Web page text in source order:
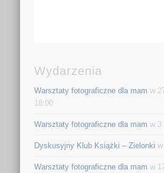
Wydarzenia
Warsztaty fotograficzne dla mam w
18:00
Warsztaty fotograficzne dla mam w 3
Dyskusyjny Klub Książki – Zielonki
Warsztaty fotograficzne dla mam w